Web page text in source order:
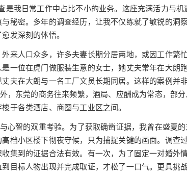
是我日常工作中占比不小的业务。这座充满活力与机
秘密。多年的调查经历，让我不仅练就了敏锐的洞
发深刻的体悟。
来人口众多，许多夫妻长期分居两地，或因工作繁忙
一位在虎门做服装生意的女士，她丈夫常年在大朗
夫在大朗与一名工厂文员长期同居。这样的案例并
，东莞的商务往来频繁，酒局、应酬成为常态，部
于各类酒店、商圈与工业区之间。
心智的双重考验。为了获取确凿证据，我曾在盛夏
档小区楼下彻夜守候，只为捕捉关键的画面。调查
集到的证据合法有效。有一次，为了固定一对婚外
目标人物出现并完成取证，才松了一口气。更具挑